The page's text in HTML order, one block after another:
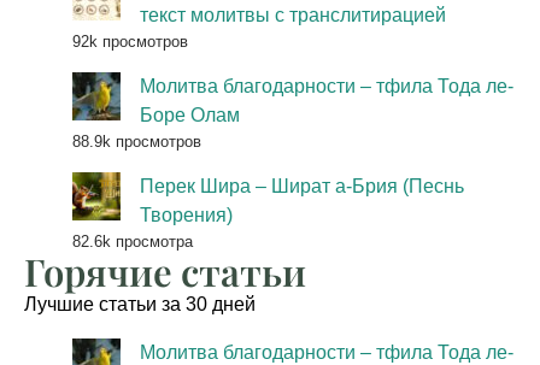
текст молитвы с транслитирацией
92k просмотров
Молитва благодарности – тфила Тода ле-
Боре Олам
88.9k просмотров
Перек Шира – Шират а-Брия (Песнь
Творения)
82.6k просмотра
Горячие статьи
Лучшие статьи за 30 дней
Молитва благодарности – тфила Тода ле-